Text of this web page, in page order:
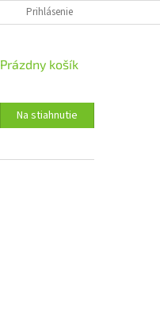
Prihlásenie
NÁKUPNÝ
Prázdny košík
Na stiahnutie